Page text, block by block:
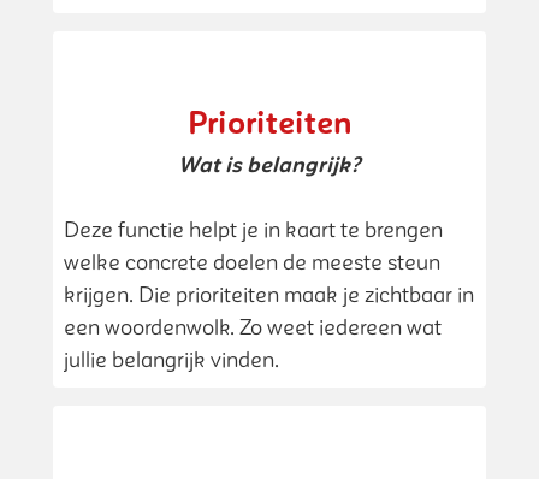
Prioriteiten
Wat is belangrijk?
Deze functie helpt je in kaart te brengen
welke concrete doelen de meeste steun
krijgen. Die prioriteiten maak je zichtbaar in
een woordenwolk. Zo weet iedereen wat
jullie belangrijk vinden.